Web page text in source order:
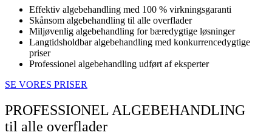
Effektiv algebehandling med 100 % virkningsgaranti
Skånsom algebehandling til alle overflader
Miljøvenlig algebehandling for bæredygtige løsninger
Langtidsholdbar algebehandling med konkurrencedygtige
priser
Professionel algebehandling udført af eksperter
SE VORES PRISER
PROFESSIONEL ALGEBEHANDLING
til alle overflader